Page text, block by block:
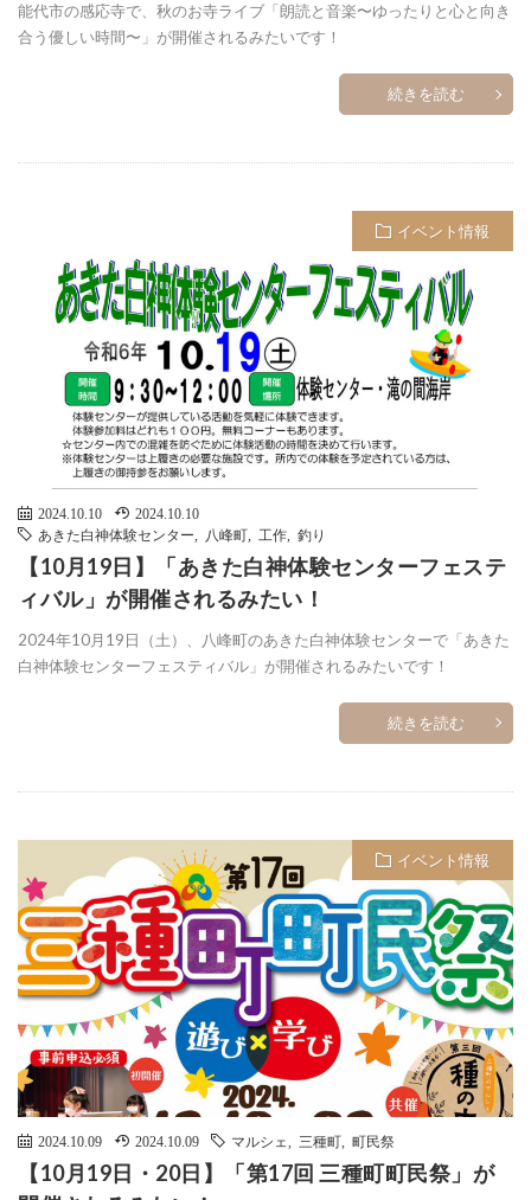
能代市の感応寺で、秋のお寺ライブ「朗読と音楽〜ゆったりと心と向き
合う優しい時間〜」が開催されるみたいです！
続きを読む
イベント情報
2024.10.10
2024.10.10
あきた白神体験センター
八峰町 工作 釣り
【10月19日】「あきた白神体験センターフェステ
ィバル」が開催されるみたい！
2024年10月19日（土）、八峰町のあきた白神体験センターで「あきた
白神体験センターフェスティバル」が開催されるみたいです！
続きを読む
イベント情報
2024.10.09 2024.10.09 マルシェ 三種町 町民祭
【10月19日・20日】「第17回 三種町町民祭」が